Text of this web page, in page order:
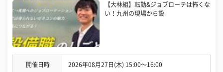
【大林組】転勤&ジョブローテは怖くな
い！九州の現場から設
開催日時 2026年08月27日(木) 15:00〜16:00